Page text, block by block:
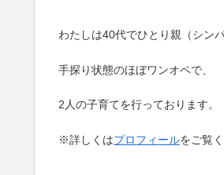
わたしは40代でひとり親（シン
手探り状態のほぼワンオペで、
2人の子育てを行っております。
※詳しくはプロフィールをご覧く